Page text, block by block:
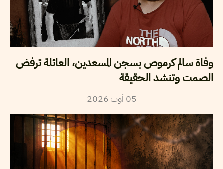
وفاة سالم كرموص بسجن المسعدين، العائلة ترفض
الصمت وتنشد الحقيقة
05 أوت2026